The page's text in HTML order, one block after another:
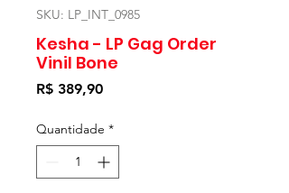
SKU: LP_INT_0985
Kesha - LP Gag Order
Vinil Bone
R$ 389,90Preço
Quantidade *